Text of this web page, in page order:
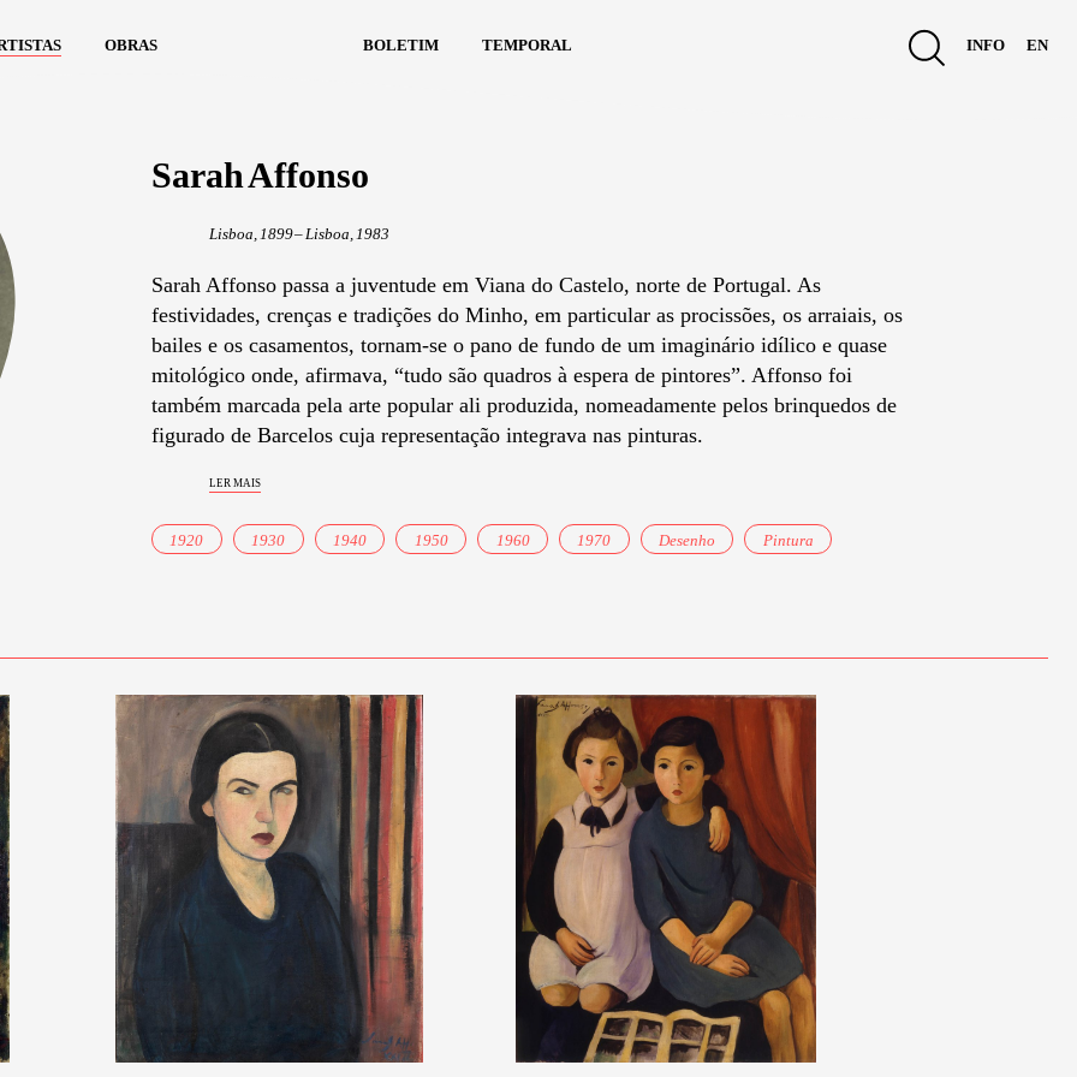
obras boletim temporal info en
Sarah Affonso
Lisboa, 1899 – Lisboa, 1983
Sarah Affonso passa a juventude em Viana do Castelo, norte de Portugal. As
festividades, crenças e tradições do Minho, em particular as procissões, os arraiais, os
bailes e os casamentos, tornam-se o pano de fundo de um imaginário idílico e quase
mitológico onde, afirmava, “tudo são quadros à espera de pintores”. Affonso foi
também marcada pela arte popular ali produzida, nomeadamente pelos brinquedos de
figurado de Barcelos cuja representação integrava nas pinturas.
ler mais
1920 1930 1940 1950 1960 1970 Desenho Pintura